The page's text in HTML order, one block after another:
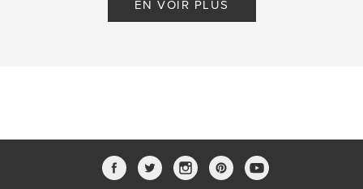
EN VOIR PLUS